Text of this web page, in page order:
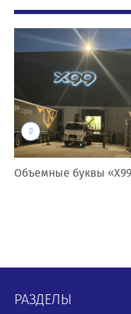
Вывеска на фасаде
РАЗДЕЛЫ